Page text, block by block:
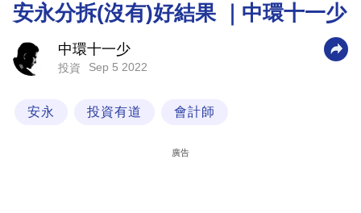
財
商
業
技
安永分拆(沒有)好結果 ｜中環十一少
中環十一少
投資 Sep 5 2022
安永 投資有道 會計師
廣告